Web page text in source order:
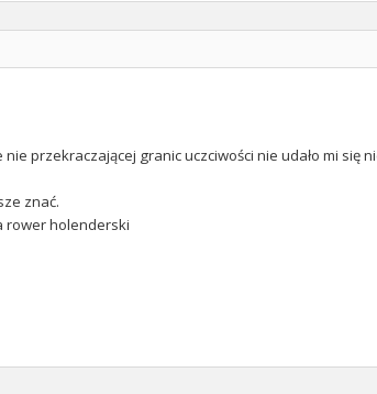
przekraczającej granic uczciwości nie udało mi się
znać.
rower holenderski